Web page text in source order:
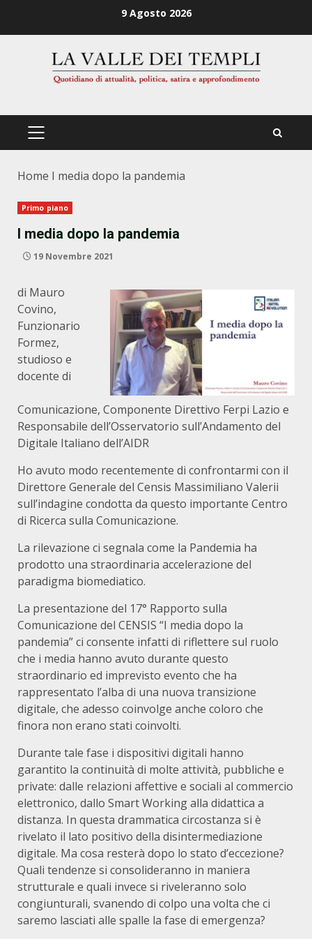
9 Agosto 2026
PRIMÄRES
Home I media dopo la pandemia
Primo piano
I media dopo la pandemia
19 Novembre 2021
di Mauro
Covino,
Funzionario
Formez,
studioso e
docente di
Comunicazione, Componente Direttivo Ferpi Lazio e
Responsabile dell’Osservatorio sull’Andamento del
Digitale Italiano dell’AIDR
Ho avuto modo recentemente di confrontarmi con il
Direttore Generale del Censis Massimiliano Valerii
sull’indagine condotta da questo importante Centro
di Ricerca sulla Comunicazione.
La rilevazione ci segnala come la Pandemia ha
prodotto una straordinaria accelerazione del
paradigma biomediatico.
La presentazione del 17° Rapporto sulla
Comunicazione del CENSIS “I media dopo la
pandemia” ci consente infatti di riflettere sul ruolo
che i media hanno avuto durante questo
straordinario ed imprevisto evento che ha
rappresentato l’alba di una nuova transizione
digitale, che adesso coinvolge anche coloro che
finora non erano stati coinvolti.
Durante tale fase i dispositivi digitali hanno
garantito la continuità di molte attività, pubbliche e
private: dalle relazioni affettive e sociali al commercio
elettronico, dallo Smart Working alla didattica a
distanza. In questa drammatica circostanza si è
rivelato il lato positivo della disintermediazione
digitale. Ma cosa resterà dopo lo stato d’eccezione?
Quali tendenze si consolideranno in maniera
strutturale e quali invece si riveleranno solo
congiunturali, svanendo di colpo una volta che ci
saremo lasciati alle spalle la fase di emergenza?